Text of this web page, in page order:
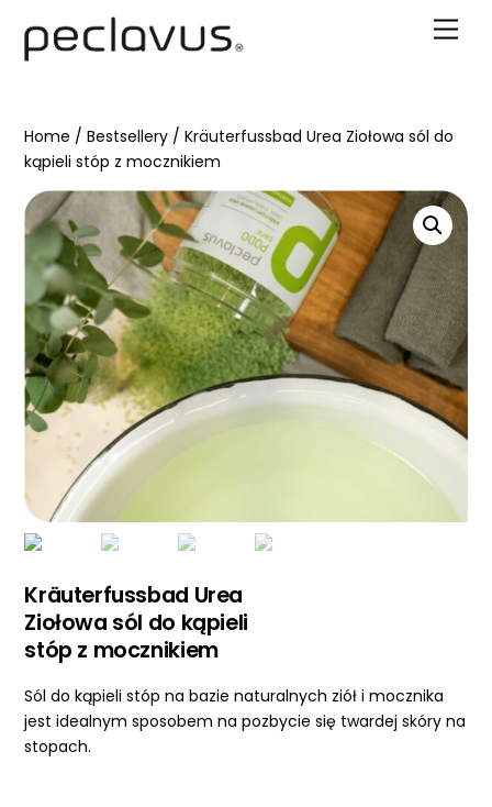
content
Home /Bestsellery / Kräuterfussbad Urea Ziołowa sól do
kąpieli stóp z mocznikiem
Kräuterfussbad Urea
Ziołowa sól do kąpieli
stóp z mocznikiem
Sól do kąpieli stóp na bazie naturalnych ziół i mocznika
jest idealnym sposobem na pozbycie się twardej skóry na
stopach.